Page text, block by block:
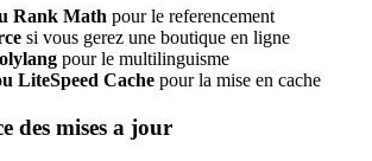
Rank Math pour le referencement
si vous gerez une boutique en ligne
pour le multilinguisme
LiteSpeed Cache pour la mise en cache
des mises a jour